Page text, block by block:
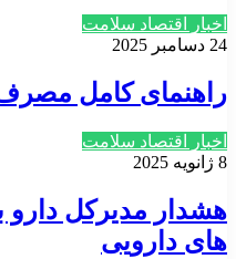
اخبار اقتصاد سلامت
24 دسامبر 2025
راهنمای کامل مصرف
اخبار اقتصاد سلامت
8 ژانویه 2025
هشدار مدیرکل
های دارویی